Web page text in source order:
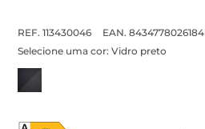
REF. 113430046
EAN. 8434778026184
Selecione uma cor:Vidro preto